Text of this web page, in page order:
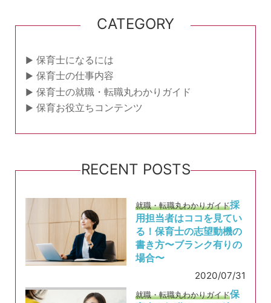
CATEGORY
保育士になるには
保育士の仕事内容
保育士の就職・転職丸わかりガイド
保育お役立ちコンテンツ
RECENT POSTS
就職・転職丸わかりガイド採
用担当者はココを見てい
る！保育士の志望動機の
書き方〜ブランク有りの
場合〜
2020/07/31
就職・転職丸わかりガイド保